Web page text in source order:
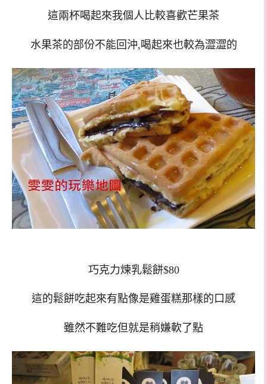
這兩杯喝起來我個人比較喜歡芒果茶
水果茶的部份不能回沖,喝起來也較為澀澀的
巧克力煉乳鬆餅$80
這的鬆餅吃起來有點像是雞蛋糕那樣的口感
雖然不難吃但就是稍嫌軟了點